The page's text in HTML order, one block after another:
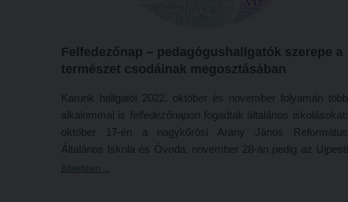
Felfedezőnap – pedagógushallgatók szerepe a
természet csodáinak megosztásában
Karunk hallgatói 2022. október és november folyamán több
alkalommal is felfedezőnapon fogadtak általános iskolásokat:
október 17-én a nagykőrösi Arany János Református
Általános Iskola és Óvoda, november 28-án pedig az Újpesti
Bajza József Általános Iskola diákjait. A Kar hallgatói számára
Bővebben ...